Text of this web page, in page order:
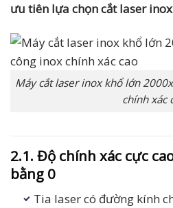
ưu tiên lựa chọn cắt laser inox
Máy cắt laser inox khổ lớn
chính xác
2.1. Độ chính xác cực
bằng 0
Tia laser có đường kính